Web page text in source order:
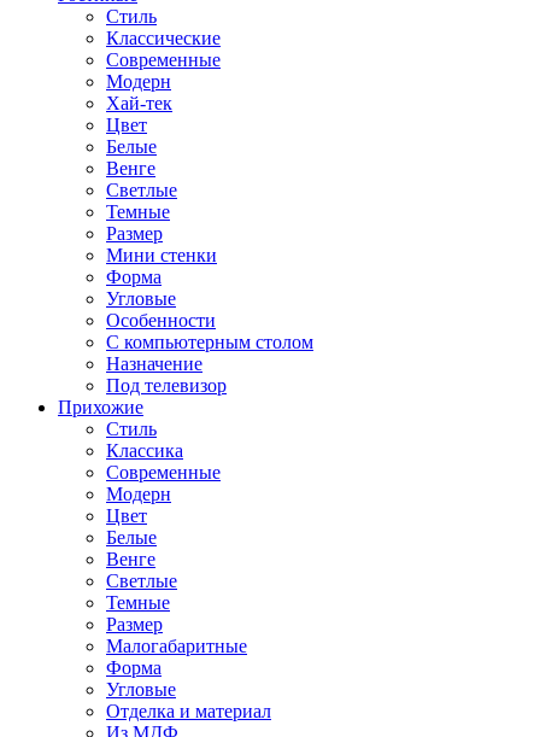
Стиль
Классические
Современные
Модерн
Хай-тек
Цвет
Белые
Венге
Светлые
Темные
Размер
Мини стенки
Форма
Угловые
Особенности
С компьютерным столом
Назначение
Под телевизор
Прихожие
Стиль
Классика
Современные
Модерн
Цвет
Белые
Венге
Светлые
Темные
Размер
Малогабаритные
Форма
Угловые
Отделка и материал
Из МДФ